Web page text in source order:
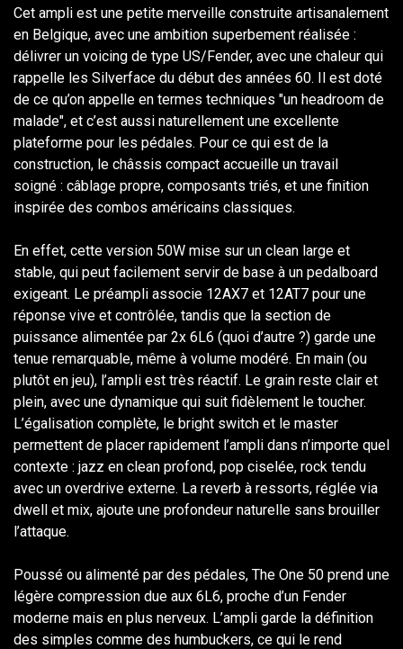
Cet ampli est une petite merveille construite artisanalement
en Belgique, avec une ambition superbement réalisée :
délivrer un voicing de type US/Fender, avec une chaleur qui
rappelle les Silverface du début des années 60. Il est doté
de ce qu’on appelle en termes techniques "un headroom de
malade", et c’est aussi naturellement une excellente
plateforme pour les pédales. Pour ce qui est de la
construction, le châssis compact accueille un travail
soigné : câblage propre, composants triés, et une finition
inspirée des combos américains classiques.
En effet, cette version 50W mise sur un clean large et
stable, qui peut facilement servir de base à un pedalboard
exigeant. Le préampli associe 12AX7 et 12AT7 pour une
réponse vive et contrôlée, tandis que la section de
puissance alimentée par 2x 6L6 (quoi d’autre ?) garde une
tenue remarquable, même à volume modéré. En main (ou
plutôt en jeu), l’ampli est très réactif. Le grain reste clair et
plein, avec une dynamique qui suit fidèlement le toucher.
L’égalisation complète, le bright switch et le master
permettent de placer rapidement l’ampli dans n’importe quel
contexte : jazz en clean profond, pop ciselée, rock tendu
avec un overdrive externe. La reverb à ressorts, réglée via
dwell et mix, ajoute une profondeur naturelle sans brouiller
l’attaque.
Poussé ou alimenté par des pédales, The One 50 prend une
légère compression due aux 6L6, proche d’un Fender
moderne mais en plus nerveux. L’ampli garde la définition
des simples comme des humbuckers, ce qui le rend